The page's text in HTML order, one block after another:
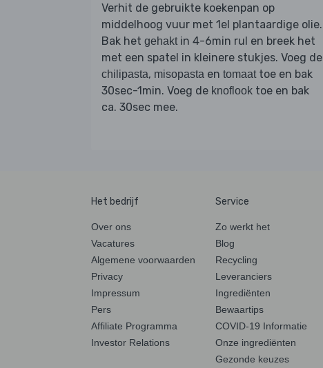
Verhit de gebruikte koekenpan op
middelhoog vuur met 1el plantaardige olie.
Bak het gehakt in 4-6min rul en breek het
met een spatel in kleinere stukjes. Voeg de
chilipasta, misopasta en tomaat toe en bak
30sec-1min. Voeg de knoflook toe en bak
ca. 30sec mee.
Het bedrijf
Over ons
Vacatures
Algemene voorwaarden
Privacy
Impressum
Pers
Affiliate Programma
Investor Relations
Service
Zo werkt het
Blog
Recycling
Leveranciers
Ingrediënten
Bewaartips
COVID-19 Informatie
Onze ingrediënten
Gezonde keuzes